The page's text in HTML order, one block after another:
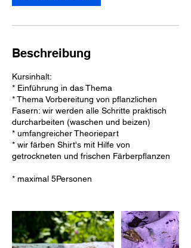
Beschreibung
Kursinhalt:
* Einführung in das Thema
* Thema Vorbereitung von pflanzlichen
Fasern: wir werden alle Schritte praktisch
durcharbeiten (waschen und beizen)
* umfangreicher Theoriepart
* wir färben Shirt's mit Hilfe von
getrockneten und frischen Färberpflanzen
* maximal 5Personen